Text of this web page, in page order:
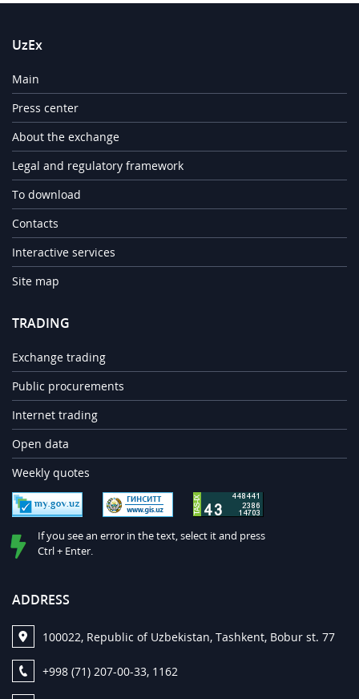
UzEx
Main
Press center
About the exchange
Legal and regulatory framework
To download
Contacts
Interactive services
Site map
TRADING
Exchange trading
Public procurements
Internet trading
Open data
Weekly quotes
If you see an error in the text, select it and press
Ctrl + Enter.
ADDRESS
100022, Republic of Uzbekistan, Tashkent, Bobur st. 77
+998 (71) 207-00-33, 1162